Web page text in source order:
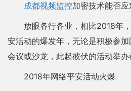
成都视频监控加密技术能否
放眼各行各业，相比2018年
安活动的爆发年，无论是积极参
会议或沙龙，此起彼伏的活动举办
2018年网络平安活动火爆